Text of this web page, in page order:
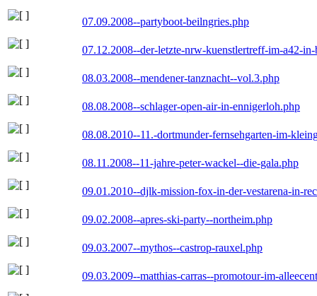
07.09.2008--partyboot-beilngries.php
07.12.2008--der-letzte-nrw-kuenstlertreff-im-a42-
08.03.2008--mendener-tanznacht--vol.3.php
08.08.2008--schlager-open-air-in-ennigerloh.php
08.08.2010--11.-dortmunder-fernsehgarten-im-
08.11.2008--11-jahre-peter-wackel--die-gala.php
09.01.2010--djlk-mission-fox-in-der-vestarena-in-
09.02.2008--apres-ski-party--northeim.php
09.03.2007--mythos--castrop-rauxel.php
09.03.2009--matthias-carras--promotour-im-